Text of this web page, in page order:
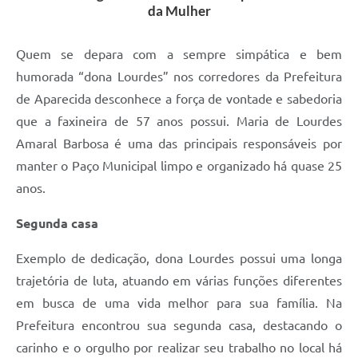
Cemitérios
Carta de Serviços
Galeria de Vídeos
Projetos
Editais
Telefones Úteis
Jornal
da Mulher
Quem se depara com a sempre simpática e bem
humorada “dona Lourdes” nos corredores da Prefeitura
de Aparecida desconhece a força de vontade e sabedoria
que a faxineira de 57 anos possui. Maria de Lourdes
Amaral Barbosa é uma das principais responsáveis por
manter o Paço Municipal limpo e organizado há quase 25
anos.
Segunda casa
Exemplo de dedicação, dona Lourdes possui uma longa
trajetória de luta, atuando em várias funções diferentes
em busca de uma vida melhor para sua família. Na
Prefeitura encontrou sua segunda casa, destacando o
carinho e o orgulho por realizar seu trabalho no local há